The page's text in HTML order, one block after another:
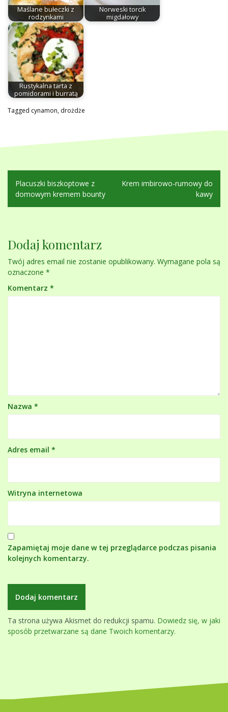
Maślane bułeczki z
rodzynkami
Norweski torcik
migdałowy
Rustykalna tarta z
pomidorami i burratą
Tagged cynamon, drożdże
Nawigacja
wpisu
Placuszki biszkoptowe z
domowym kremem bounty
Krem imbirowo-rumowy do
kawy
Dodaj komentarz
Twój adres email nie zostanie opublikowany. Wymagane pola są
oznaczone *
Komentarz *
Nazwa *
Adres email *
Witryna internetowa
Zapamiętaj moje dane w tej przeglądarce podczas pisania
kolejnych komentarzy.
Ta strona używa Akismet do redukcji spamu. Dowiedz się, w jaki
sposób przetwarzane są dane Twoich komentarzy.